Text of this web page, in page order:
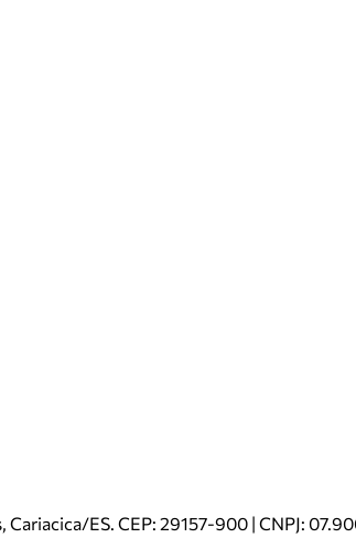
Cariacica/ES. CEP: 29157-900 | CNPJ: